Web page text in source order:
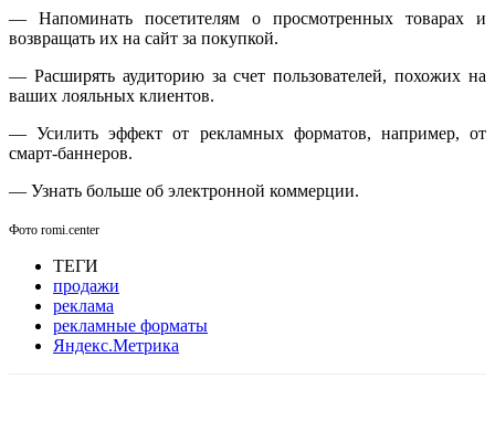
— Напоминать посетителям о просмотренных товарах и
возвращать их на сайт за покупкой.
— Расширять аудиторию за счет пользователей, похожих на
ваших лояльных клиентов.
— Усилить эффект от рекламных форматов, например, от
смарт-баннеров.
— Узнать больше об электронной коммерции.
Фото romi.center
ТЕГИ
продажи
реклама
рекламные форматы
Яндекс.Метрика